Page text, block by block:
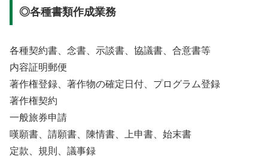
◎各種書類作成業務
各種契約書、念書、示談書、協議書、合意書等
内容証明郵便
著作権登録、著作物の確定日付、プログラム登録
著作権契約
一般旅券申請
嘆願書、請願書、陳情書、上申書、始末書
定款、規則、議事録